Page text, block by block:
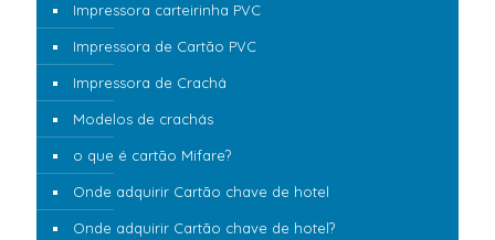
Impressora carteirinha PVC
Impressora de Cartão PVC
Impressora de Crachá
Modelos de crachás
o que é cartão Mifare?
Onde adquirir Cartão chave de hotel
Onde adquirir Cartão chave de hotel?